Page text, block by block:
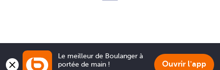
Le meilleur de Boulanger à
portée de main !
Ouvrir l'app